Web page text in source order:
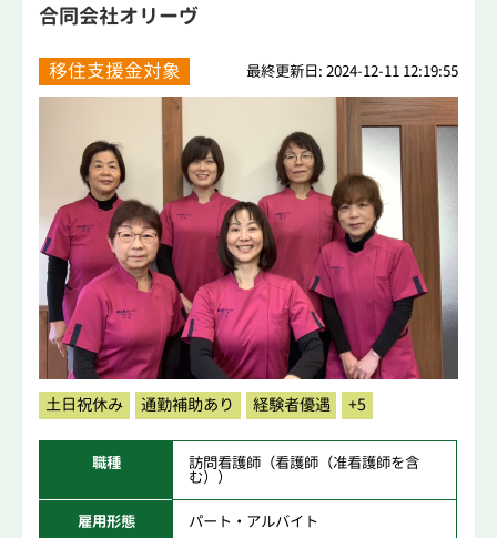
合同会社オリーヴ
移住支援金対象 最終更新日: 2024-12-11 12:19:55
土日祝休み 通勤補助あり 経験者優遇 +5
職種 訪問看護師（看護師（准看護師を含
む））
雇用形態 パート・アルバイト